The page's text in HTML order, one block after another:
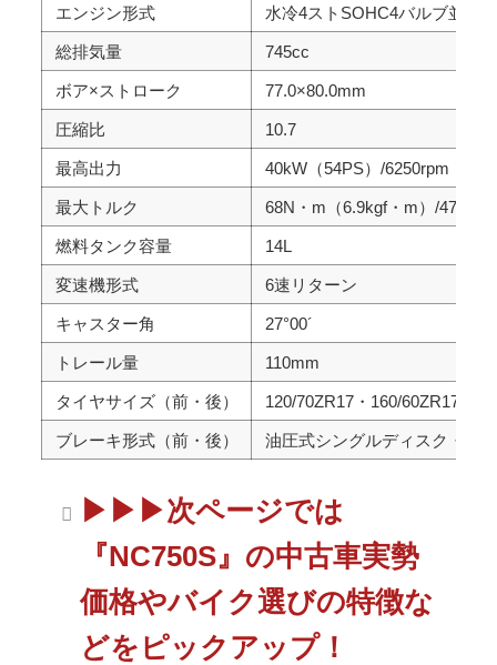
エンジン形式 水冷4ストSOHC4バルブ並列2
総排気量 745cc
ボア×ストローク 77.0×80.0mm
圧縮比 10.7
最高出力 40kW（54PS）/6250rpm
最大トルク 68N・m（6.9kgf・m）/
燃料タンク容量 14L
変速機形式 6速リターン
キャスター角 27°00´
トレール量 110mm
タイヤサイズ（前・後） 120/70ZR17・160/60ZR17
ブレーキ形式（前・後） 油圧式シングルディスク・油
▶▶▶次ページでは
『NC750S』の中古車実勢
価格やバイク選びの特徴な
どをピックアップ！